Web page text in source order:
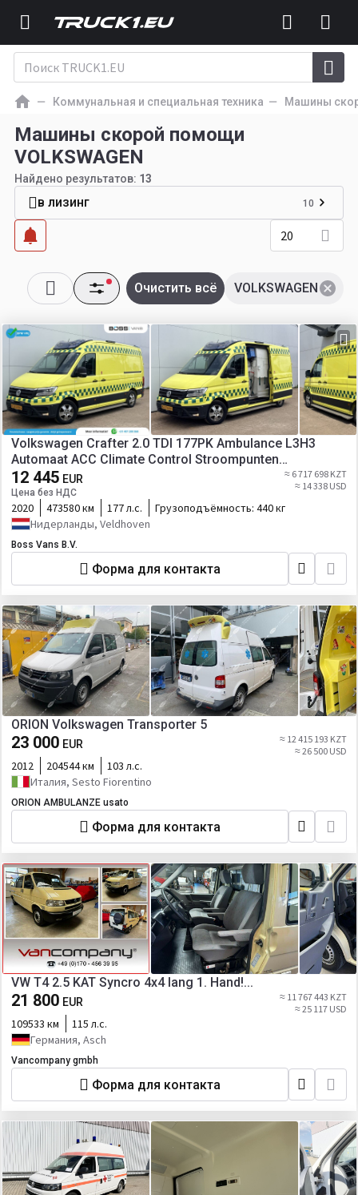
Коммунальная и специальная техника Машины
Машины скорой помощи
VOLKSWAGEN
Найдено результатов: 13
в лизинг 10
20
VOLKSWAGEN
Очистить всё
Volkswagen Crafter 2.0 TDI 177PK Ambulance L3H3
Automaat ACC Climate Control Stroompunten
Laadruimte Parkeersensoren
12 445 EUR
Цена без НДС
≈ 6 717 698 KZT
≈ 14 338 USD
2020 473580 км 177 л.с. Грузоподъёмность: 440 кг
Нидерланды, Veldhoven
Boss Vans B.V.
Форма для контакта
ORION Volkswagen Transporter 5
23 000 EUR
≈ 12 415 193 KZT
≈ 26 500 USD
2012 204544 км
103 л.с.
Италия, Sesto Fiorentino
ORION AMBULANZE usato
Форма для контакта
VW T4 2.5 KAT Syncro 4x4 lang 1. Hand!...
21 800 EUR
≈ 11 767 443 KZT
≈ 25 117 USD
109533 км
115 л.с.
Германия, Asch
Vancompany gmbh
Форма для контакта